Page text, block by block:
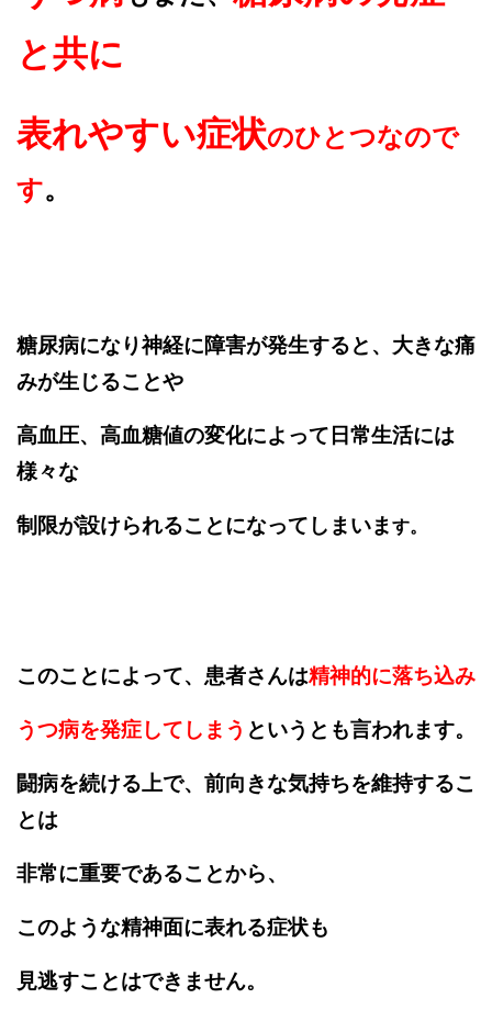
と共に
表れやすい症状のひとつなので
す。
糖尿病になり神経に障害が発生すると、大きな痛
みが生じることや
高血圧、高血糖値の変化によって日常生活には
様々な
制限が設けられることになってしまいま す。
このことによって、患者さんは精神的に落ち込み
うつ病を発症してしまう というとも言われます。
闘病を続ける上で、前向きな気持ちを維持するこ
とは
非常に重要であることから、
このような精神面に表れる症状も
見逃すことはできません。